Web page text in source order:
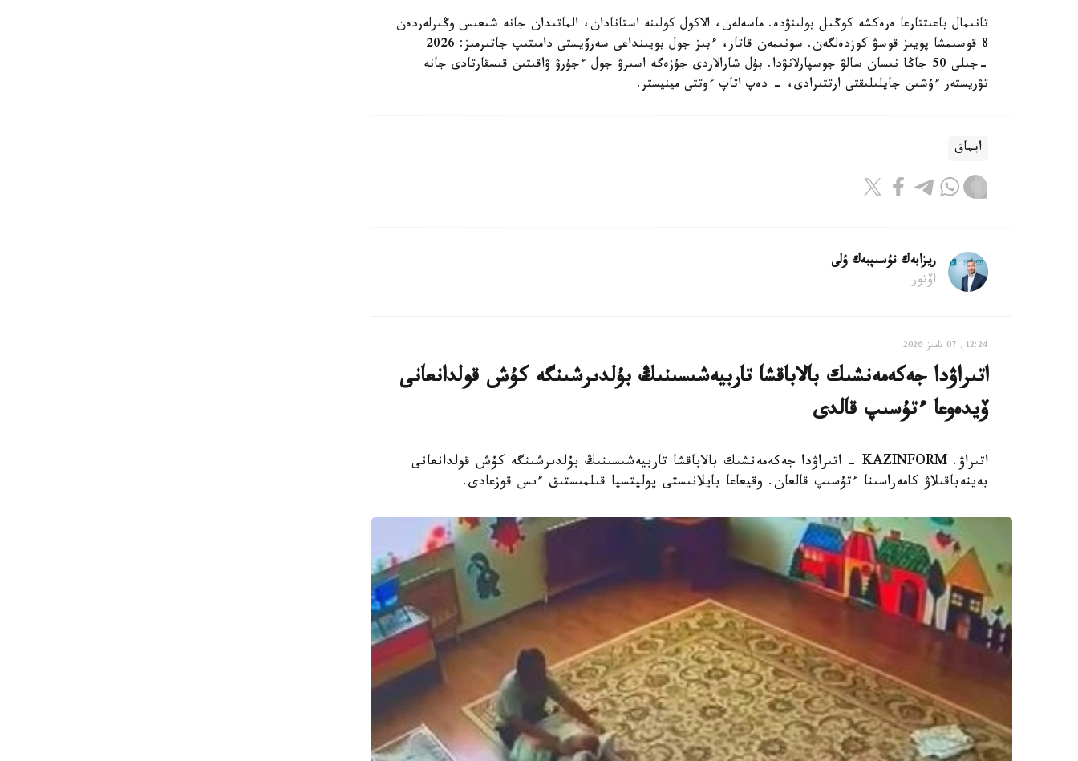
تانىمال باعىتتارعا ەرەكشە كوڭىل بولىنۋدە. ماسەلەن، الاكول كولىنە استانادان، الماتىدان جانە شىعىس وڭىرلەردەن
8 قوسىمشا پويىز قوسۋ كوزدەلگەن. سونىمەن قاتار، ءبىز جول بويىنداعى سەرۆيستى دامىتىپ جاتىرمىز: 2026
-جىلى 50 جاڭا نىسان سالۋ جوسپارلانۋدا. بۇل شارالاردى جۇزەگە اسىرۋ جول ءجۇرۋ ۋاقىتىن قىسقارتادى جانە
تۋريستەر ءۇشىن جايلىلىقتى ارتتىرادى، - دەپ اتاپ ءوتتى مينيستر.
ايماق
ريزابەك نۇسىپبەك ۇلى
اۆتور
12:24, 07 تامىز 2026
اتىراۋدا جەكەمەنشىك بالاباقشا تاربيەشىسىنىڭ بۇلدىرشىنگە كۇش قولدانعانى
ۆيدەوعا ءتۇسىپ قالدى
اتىراۋ. KAZINFORM - اتىراۋدا جەكەمەنشىك بالاباقشا تاربيەشىسىنىڭ بۇلدىرشىنگە كۇش قولدانعانى
بەينەباقىلاۋ كامەراسىنا ءتۇسىپ قالعان. وقيعاعا بايلانىستى پوليتسيا قىلمىستىق ءىس قوزعادى.